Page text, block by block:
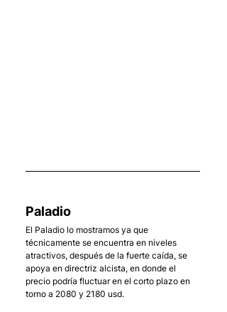
Paladio
El Paladio lo mostramos ya que
técnicamente se encuentra en niveles
atractivos, después de la fuerte caída, se
apoya en directriz alcista, en donde el
precio podría fluctuar en el corto plazo en
torno a 2080 y 2180 usd.